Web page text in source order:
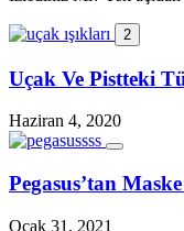
2
Uçak Ve Pistteki
Haziran 4, 2020
Pegasus’tan
Ocak 31, 2021